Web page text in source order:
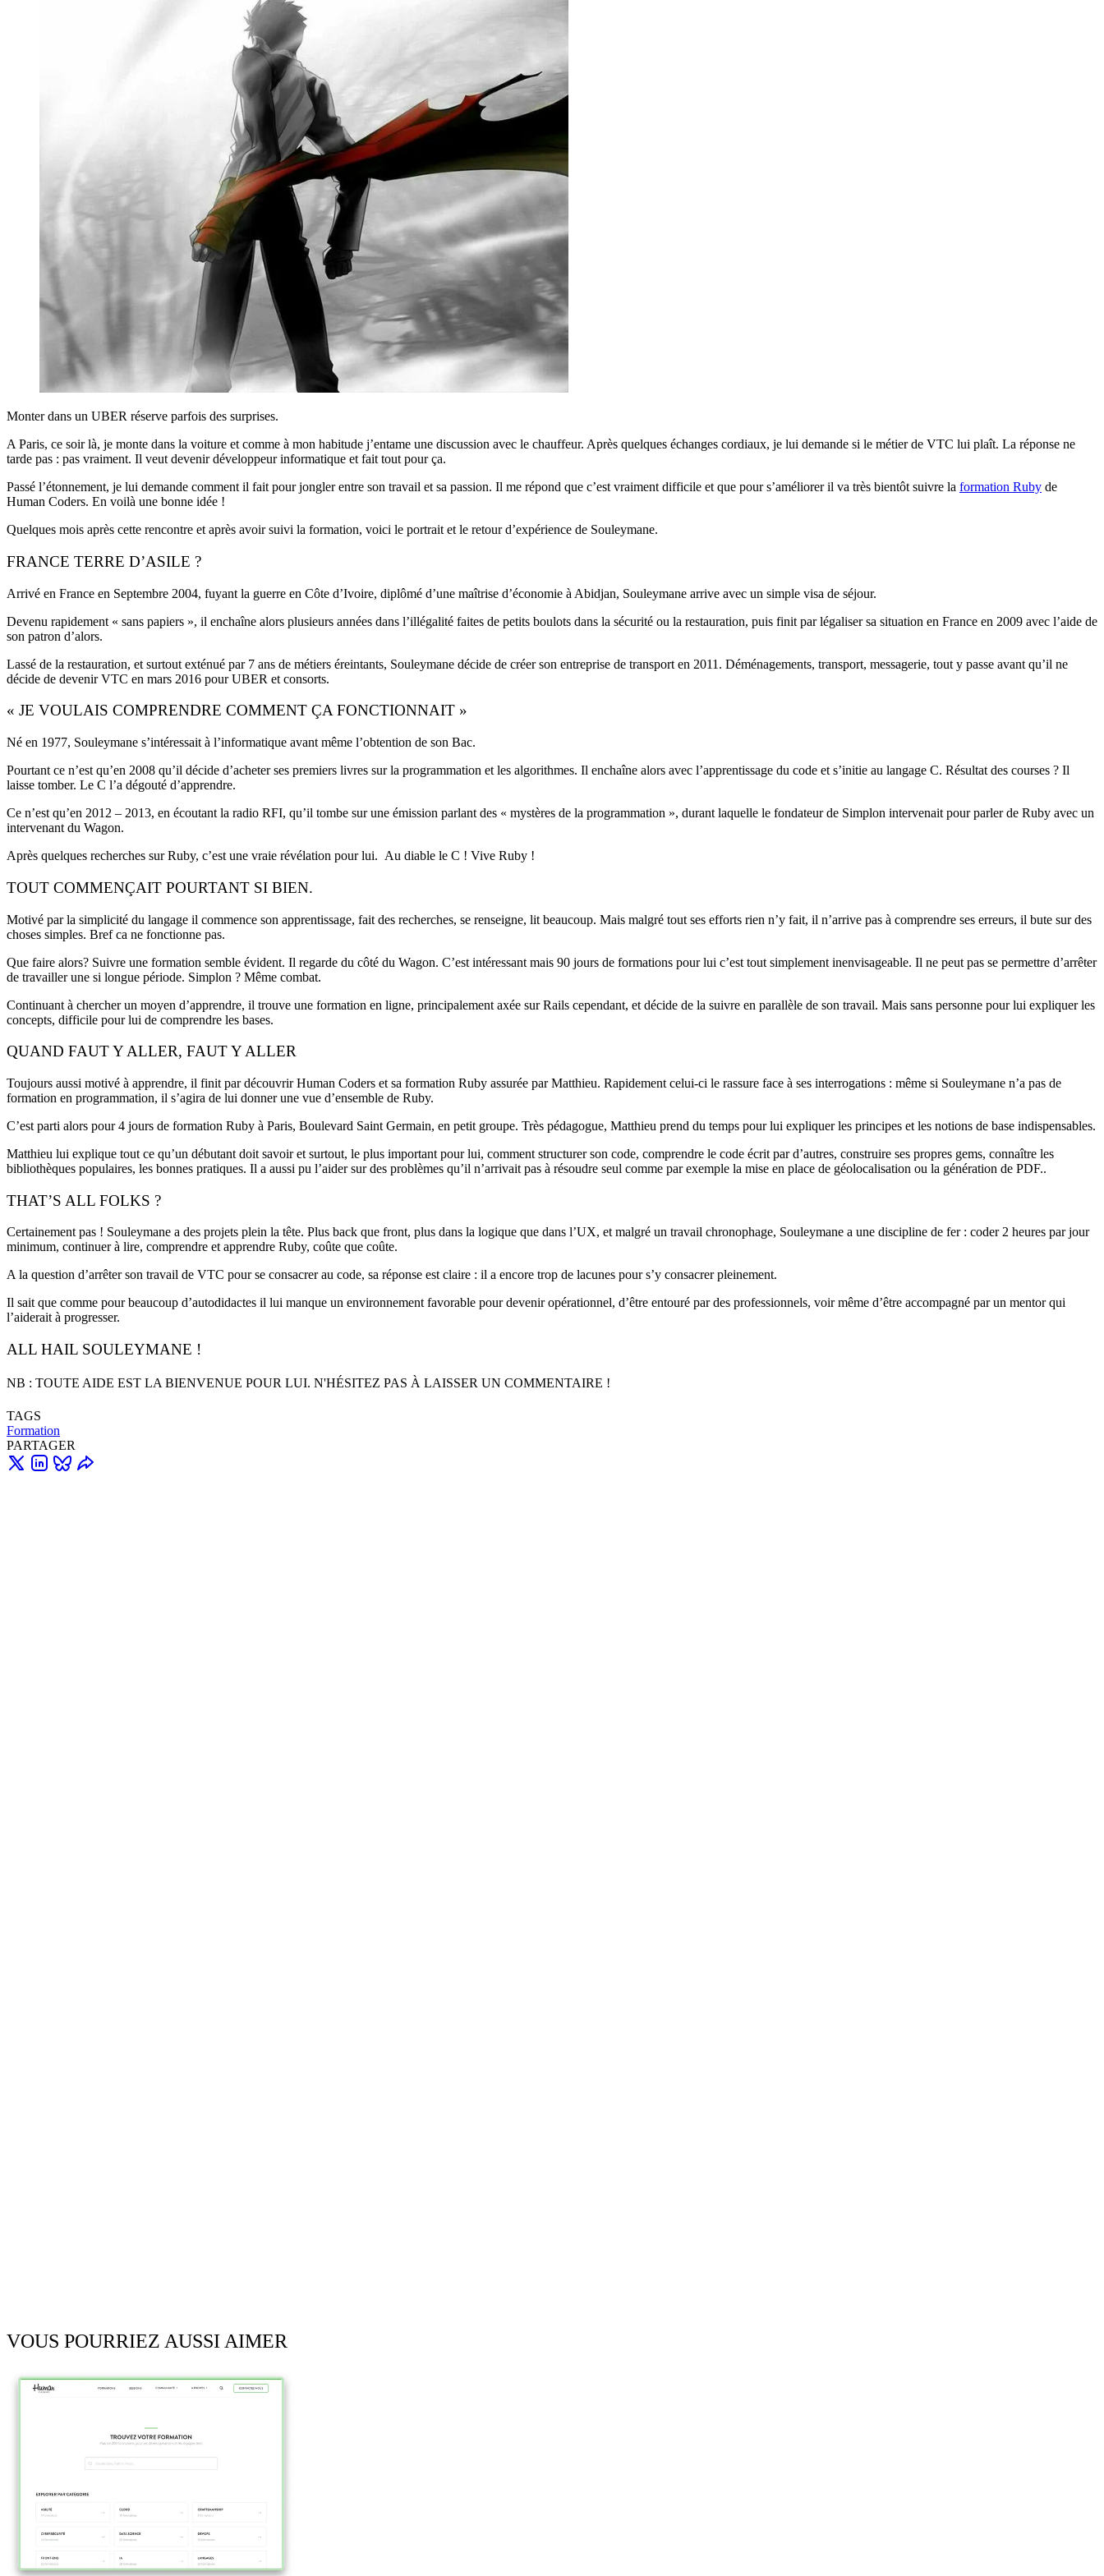
Monter dans un UBER réserve parfois des surprises.
A Paris, ce soir là, je monte dans la voiture et comme à mon habitude j’entame une discussion avec le chauffeur. Après quelques échanges cordiaux, je lui demande si le métier de VTC lui plaît. La réponse ne
tarde pas : pas vraiment. Il veut devenir développeur informatique et fait tout pour ça.
Passé l’étonnement, je lui demande comment il fait pour jongler entre son travail et sa passion. Il me répond que c’est vraiment difficile et que pour s’améliorer il va très bientôt suivre la formation Ruby de
Human Coders. En voilà une bonne idée !
Quelques mois après cette rencontre et après avoir suivi la formation, voici le portrait et le retour d’expérience de Souleymane.
FRANCE TERRE D’ASILE ?
Arrivé en France en Septembre 2004, fuyant la guerre en Côte d’Ivoire, diplômé d’une maîtrise d’économie à Abidjan, Souleymane arrive avec un simple visa de séjour.
Devenu rapidement « sans papiers », il enchaîne alors plusieurs années dans l’illégalité faites de petits boulots dans la sécurité ou la restauration, puis finit par légaliser sa situation en France en 2009 avec l’aide de
son patron d’alors.
Lassé de la restauration, et surtout exténué par 7 ans de métiers éreintants, Souleymane décide de créer son entreprise de transport en 2011. Déménagements, transport, messagerie, tout y passe avant qu’il ne
décide de devenir VTC en mars 2016 pour UBER et consorts.
« JE VOULAIS COMPRENDRE COMMENT ÇA FONCTIONNAIT »
Né en 1977, Souleymane s’intéressait à l’informatique avant même l’obtention de son Bac.
Pourtant ce n’est qu’en 2008 qu’il décide d’acheter ses premiers livres sur la programmation et les algorithmes. Il enchaîne alors avec l’apprentissage du code et s’initie au langage C. Résultat des courses ? Il
laisse tomber. Le C l’a dégouté d’apprendre.
Ce n’est qu’en 2012 – 2013, en écoutant la radio RFI, qu’il tombe sur une émission parlant des « mystères de la programmation », durant laquelle le fondateur de Simplon intervenait pour parler de Ruby avec un
intervenant du Wagon.
Après quelques recherches sur Ruby, c’est une vraie révélation pour lui. Au diable le C ! Vive Ruby !
TOUT COMMENÇAIT POURTANT SI BIEN.
Motivé par la simplicité du langage il commence son apprentissage, fait des recherches, se renseigne, lit beaucoup. Mais malgré tout ses efforts rien n’y fait, il n’arrive pas à comprendre ses erreurs, il bute sur des
choses simples. Bref ca ne fonctionne pas.
Que faire alors? Suivre une formation semble évident. Il regarde du côté du Wagon. C’est intéressant mais 90 jours de formations pour lui c’est tout simplement inenvisageable. Il ne peut pas se permettre d’arrêter
de travailler une si longue période. Simplon ? Même combat.
Continuant à chercher un moyen d’apprendre, il trouve une formation en ligne, principalement axée sur Rails cependant, et décide de la suivre en parallèle de son travail. Mais sans personne pour lui expliquer les
concepts, difficile pour lui de comprendre les bases.
QUAND FAUT Y ALLER, FAUT Y ALLER
Toujours aussi motivé à apprendre, il finit par découvrir Human Coders et sa formation Ruby assurée par Matthieu. Rapidement celui-ci le rassure face à ses interrogations : même si Souleymane n’a pas de
formation en programmation, il s’agira de lui donner une vue d’ensemble de Ruby.
C’est parti alors pour 4 jours de formation Ruby à Paris, Boulevard Saint Germain, en petit groupe. Très pédagogue, Matthieu prend du temps pour lui expliquer les principes et les notions de base indispensables.
Matthieu lui explique tout ce qu’un débutant doit savoir et surtout, le plus important pour lui, comment structurer son code, comprendre le code écrit par d’autres, construire ses propres gems, connaître les
bibliothèques populaires, les bonnes pratiques. Il a aussi pu l’aider sur des problèmes qu’il n’arrivait pas à résoudre seul comme par exemple la mise en place de géolocalisation ou la génération de PDF..
THAT’S ALL FOLKS ?
Certainement pas ! Souleymane a des projets plein la tête. Plus back que front, plus dans la logique que dans l’UX, et malgré un travail chronophage, Souleymane a une discipline de fer : coder 2 heures par jour
minimum, continuer à lire, comprendre et apprendre Ruby, coûte que coûte.
A la question d’arrêter son travail de VTC pour se consacrer au code, sa réponse est claire : il a encore trop de lacunes pour s’y consacrer pleinement.
Il sait que comme pour beaucoup d’autodidactes il lui manque un environnement favorable pour devenir opérationnel, d’être entouré par des professionnels, voir même d’être accompagné par un mentor qui
l’aiderait à progresser.
ALL HAIL SOULEYMANE !
NB : TOUTE AIDE EST LA BIENVENUE POUR LUI. N'HÉSITEZ PAS À LAISSER UN COMMENTAIRE !
TAGS
Formation
PARTAGER
VOUS POURRIEZ AUSSI AIMER